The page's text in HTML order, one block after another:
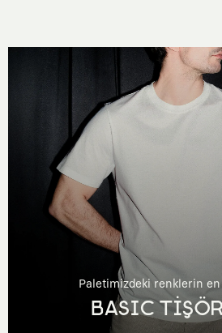
Paletimizdeki renklerin
BASIC